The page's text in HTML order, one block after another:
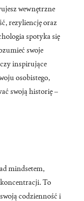
wewnętrzne
rezyliencję oraz
spotyka się
swoje
inspirujące
osobistego,
swoją historię –
mindsetem,
To
codzienność i